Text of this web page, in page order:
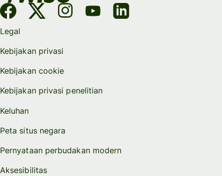
Legal
Kebijakan privasi
Kebijakan cookie
Kebijakan privasi penelitian
Keluhan
Peta situs negara
Pernyataan perbudakan modern
Aksesibilitas